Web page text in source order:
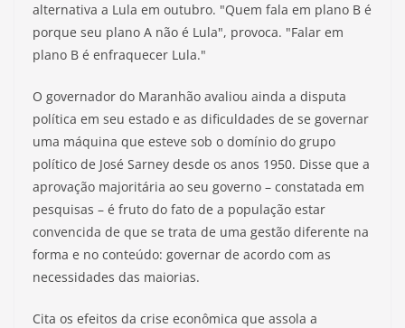
alternativa a Lula em outubro. "Quem fala em plano B é
porque seu plano A não é Lula", provoca. "Falar em
plano B é enfraquecer Lula."
O governador do Maranhão avaliou ainda a disputa
política em seu estado e as dificuldades de se governar
uma máquina que esteve sob o domínio do grupo
político de José Sarney desde os anos 1950. Disse que a
aprovação majoritária ao seu governo – constatada em
pesquisas – é fruto do fato de a população estar
convencida de que se trata de uma gestão diferente na
forma e no conteúdo: governar de acordo com as
necessidades das maiorias.
Cita os efeitos da crise econômica que assola a